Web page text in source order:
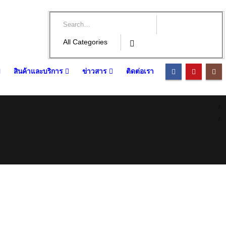
สินค้าและบริการ ข่าวสาร ติดต่อเรา